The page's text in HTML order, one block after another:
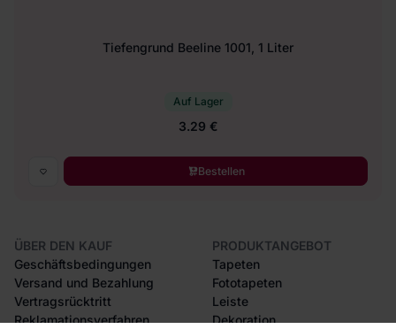
Tiefengrund Beeline 1001, 1 Liter
Auf Lager
3.29 €
Bestellen
ÜBER DEN KAUF
Geschäftsbedingungen
Versand und Bezahlung
Vertragsrücktritt
Reklamationsverfahren
PRODUKTANGEBOT
Tapeten
Fototapeten
Leiste
Dekoration